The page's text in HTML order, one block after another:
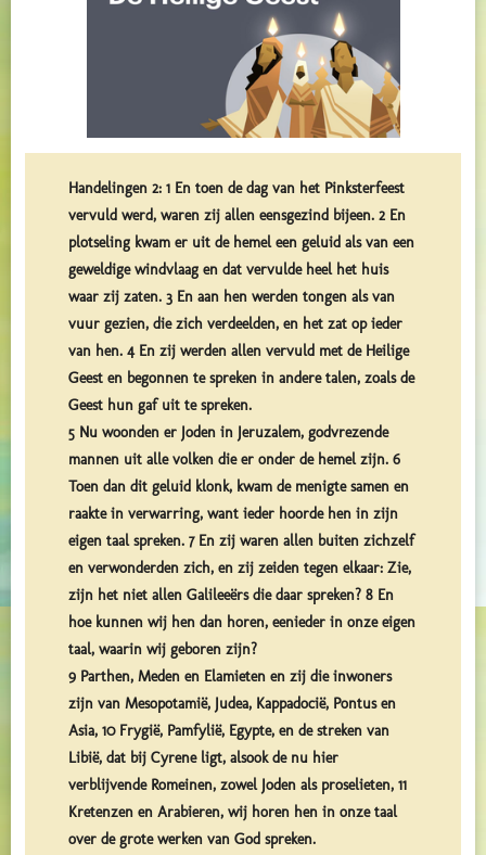
Handelingen 2: 1 En toen de dag van het Pinksterfeest
vervuld werd, waren zij allen eensgezind bijeen. 2 En
plotseling kwam er uit de hemel een geluid als van een
geweldige windvlaag en dat vervulde heel het huis
waar zij zaten. 3 En aan hen werden tongen als van
vuur gezien, die zich verdeelden, en het zat op ieder
van hen. 4 En zij werden allen vervuld met de Heilige
Geest en begonnen te spreken in andere talen, zoals de
Geest hun gaf uit te spreken.
5 Nu woonden er Joden in Jeruzalem, godvrezende
mannen uit alle volken die er onder de hemel zijn. 6
Toen dan dit geluid klonk, kwam de menigte samen en
raakte in verwarring, want ieder hoorde hen in zijn
eigen taal spreken. 7 En zij waren allen buiten zichzelf
en verwonderden zich, en zij zeiden tegen elkaar: Zie,
zijn het niet allen Galileeërs die daar spreken? 8 En
hoe kunnen wij hen dan horen, eenieder in onze eigen
taal, waarin wij geboren zijn?
9 Parthen, Meden en Elamieten en zij die inwoners
zijn van Mesopotamië, Judea, Kappadocië, Pontus en
Asia, 10 Frygië, Pamfylië, Egypte, en de streken van
Libië, dat bij Cyrene ligt, alsook de nu hier
verblijvende Romeinen, zowel Joden als proselieten, 11
Kretenzen en Arabieren, wij horen hen in onze taal
over de grote werken van God spreken.